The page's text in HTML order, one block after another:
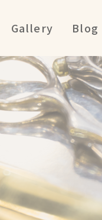
Gallery Blog